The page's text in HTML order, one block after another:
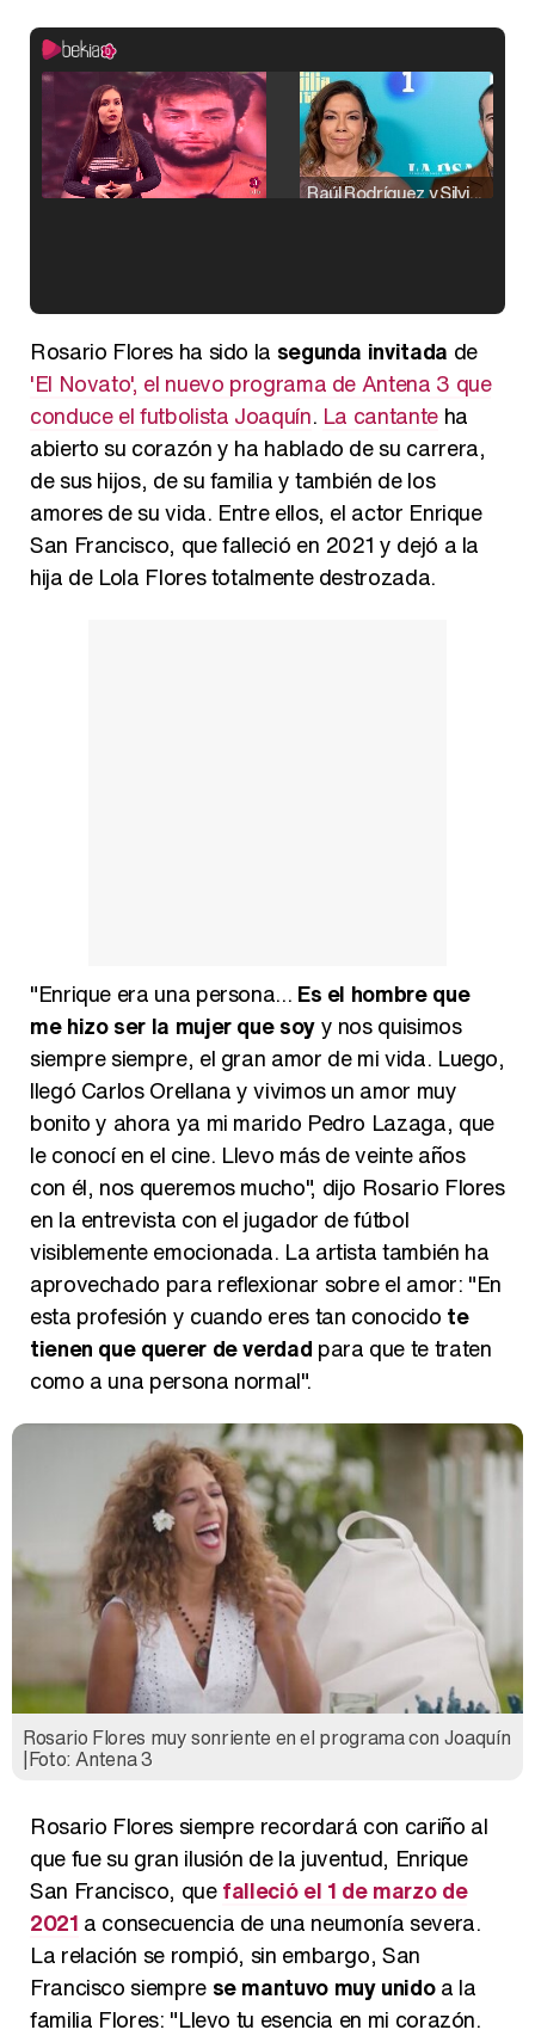
Raúl Rodríguez y Silvia Taulés nos cuentan su papel en 'La familia de la tele'
Rosario Flores ha sido la segunda invitada de
'El Novato', el nuevo programa de Antena 3 que
conduce el futbolista Joaquín. La cantanteha
abierto su corazón y ha hablado de su carrera,
de sus hijos, de su familia y también de los
amores de su vida. Entre ellos, el actor Enrique
San Francisco, que falleció en 2021 y dejó a la
hija de Lola Flores totalmente destrozada.
"Enrique era una persona... Es el hombre que
me hizo ser la mujer que soyy nos quisimos
siempre siempre, el gran amor de mi vida. Luego,
llegó Carlos Orellana y vivimos un amor muy
bonito y ahora ya mi marido Pedro Lazaga, que
le conocí en el cine. Llevo más de veinte años
con él, nos queremos mucho", dijo Rosario Flores
en la entrevista con el jugador de fútbol
visiblemente emocionada. La artista también ha
aprovechado para reflexionar sobre el amor: "En
esta profesión y cuando eres tan conocido te
tienen que querer de verdad para que te traten
como a una persona normal".
Rosario Flores muy sonriente en el programa con Joaquín
|Foto: Antena 3
Rosario Flores siempre recordará con cariño al
que fue su gran ilusión de la juventud, Enrique
San Francisco, quefalleció el 1 de marzo de
2021 a consecuencia de una neumonía severa.
La relación se rompió, sin embargo, San
Francisco siempre se mantuvo muy unidoa la
familia Flores: "Llevo tu esencia en mi corazón.